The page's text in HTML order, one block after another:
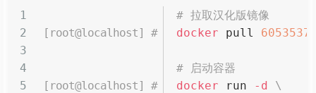
# 拉取汉化版镜像
docker pull 6053537
# 启动容器
docker run -d
\